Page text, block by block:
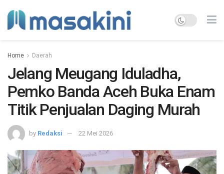
Home Daerah
Jelang Meugang Iduladha,
Pemko Banda Aceh Buka Enam
Titik Penjualan Daging Murah
by Redaksi 22 Mei 2026